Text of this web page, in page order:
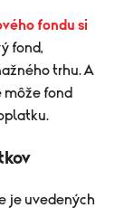
fondu si
fond,
trhu. A
fond
je uvedených